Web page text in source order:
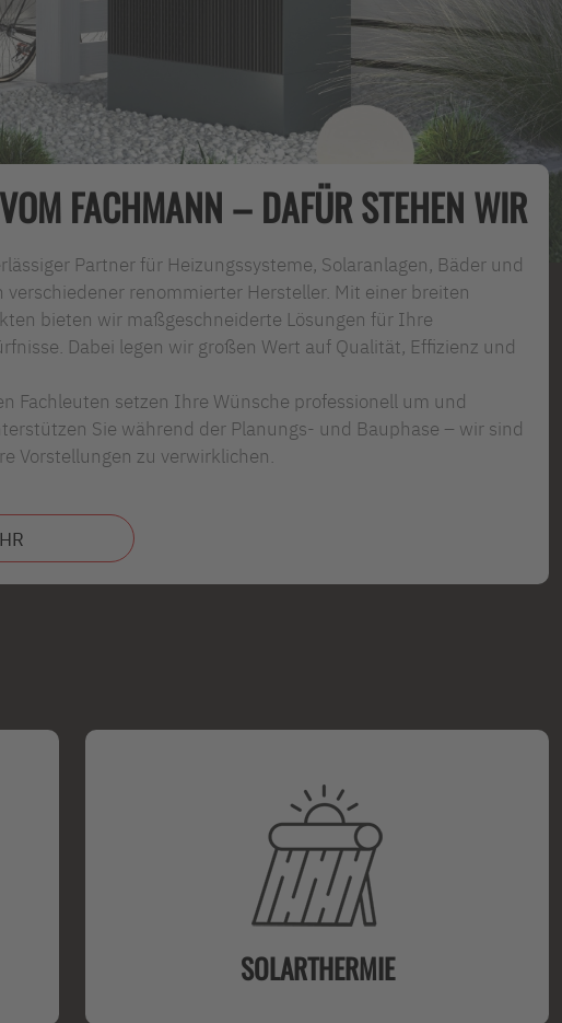
FACHMANN – DAFÜR STEHEN WIR
Partner für Heizungssysteme, Solaranlagen, Bäder und
renommierter Hersteller. Mit einer breiten
bieten wir maßgeschneiderte Lösungen für Ihre
Dabei legen wir großen Wert auf Qualität, Effizienz und
Fachleuten setzen Ihre Wünsche professionell um und
Sie während der Planungs- und Bauphase – wir sind
Vorstellungen zu verwirklichen.
SOLARTHERMIE